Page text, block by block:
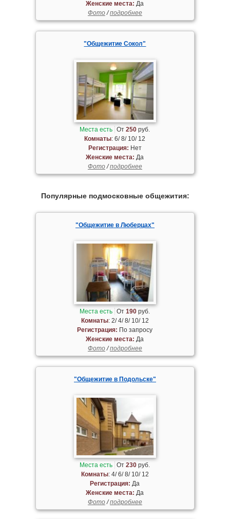
Женские места: Да
Фото/подробнее
"Общежитие Сокол"
Места есть От250 руб.
Комнаты: 6/ 8/ 10/ 12
Регистрация: Нет
Женские места: Да
Фото/подробнее
Популярные подмосковные общежития:
"Общежитие в Люберцах"
Места есть От190 руб.
Комнаты: 2/ 4/ 8/ 10/ 12
Регистрация: По запросу
Женские места: Да
Фото/подробнее
"Общежитие в Подольске"
Места есть От230 руб.
Комнаты: 4/ 6/ 8/ 10/ 12
Регистрация: Да
Женские места: Да
Фото/подробнее